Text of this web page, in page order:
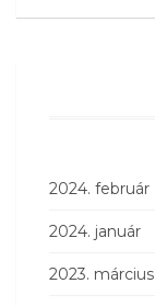
2024. február
2024. január
2023. március